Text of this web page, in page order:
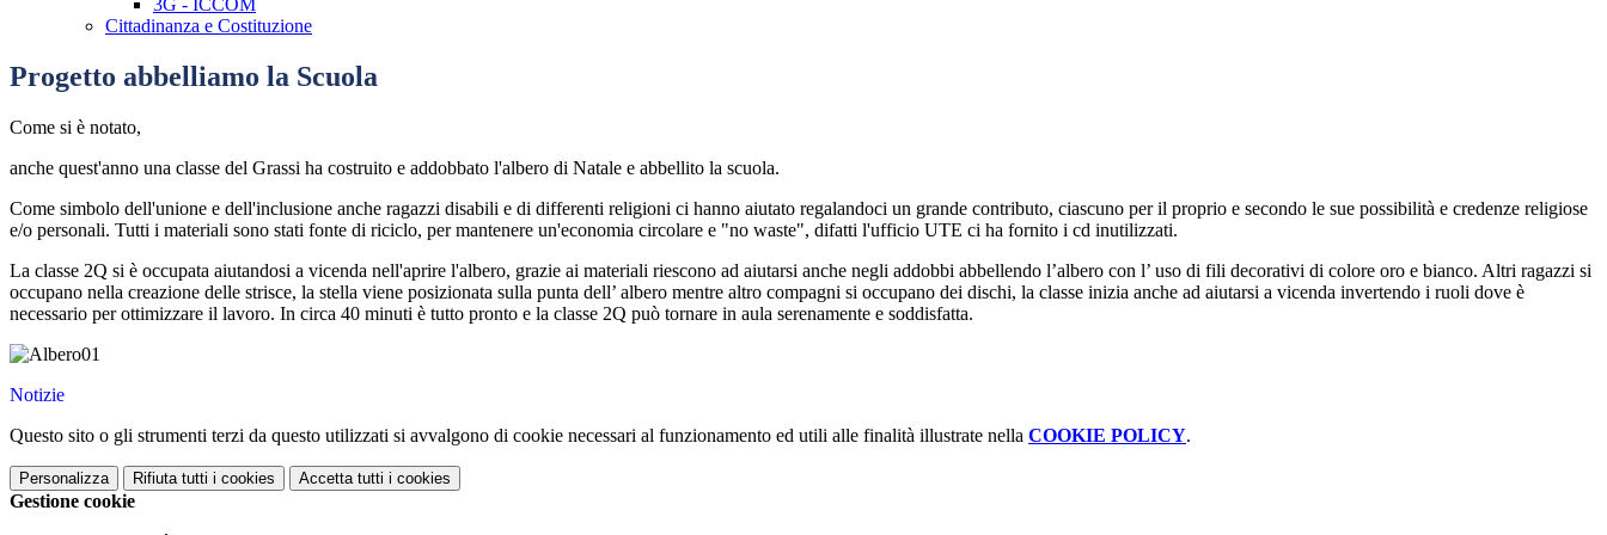
3G - ICCOM
Cittadinanza e Costituzione
Progetto abbelliamo la Scuola
Come si è notato,
anche quest'anno una classe del Grassi ha costruito e addobbato l'albero di Natale e abbellito la scuola.
Come simbolo dell'unione e dell'inclusione anche ragazzi disabili e di differenti religioni ci hanno aiutato regalandoci un grande contributo, ciascuno per il proprio e secondo le sue possibilità e credenze religiose
e/o personali. Tutti i materiali sono stati fonte di riciclo, per mantenere un'economia circolare e "no waste", difatti l'ufficio UTE ci ha fornito i cd inutilizzati.
La classe 2Q si è occupata aiutandosi a vicenda nell'aprire l'albero, grazie ai materiali riescono ad aiutarsi anche negli addobbi abbellendo l’albero con l’ uso di fili decorativi di colore oro e bianco. Altri ragazzi si
occupano nella creazione delle strisce, la stella viene posizionata sulla punta dell’ albero mentre altro compagni si occupano dei dischi, la classe inizia anche ad aiutarsi a vicenda invertendo i ruoli dove è
necessario per ottimizzare il lavoro. In circa 40 minuti è tutto pronto e la classe 2Q può tornare in aula serenamente e soddisfatta.
Notizie
Questo sito o gli strumenti terzi da questo utilizzati si avvalgono di cookie necessari al funzionamento ed utili alle finalità illustrate nella COOKIE POLICY.
Personalizza Rifiuta tutti i cookies Accetta tutti i cookies
Gestione cookie